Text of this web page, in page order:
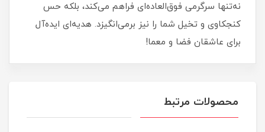
نه‌تنها سرگرمی فوق‌العاده‌ای فراهم می‌کند، بلکه حس
کنجکاوی و تخیل شما را نیز برمی‌انگیزد. هدیه‌ای ایده‌آل
برای عاشقان فضا و معما!
محصولات مرتبط